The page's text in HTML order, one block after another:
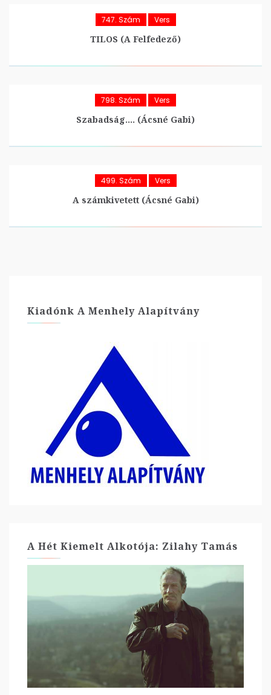
747. Szám Vers
TILOS (A Felfedező)
798. Szám Vers
Szabadság…. (Ácsné Gabi)
499. Szám Vers
A számkivetett (Ácsné Gabi)
Kiadónk A Menhely Alapítvány
A Hét Kiemelt Alkotója: Zilahy Tamás